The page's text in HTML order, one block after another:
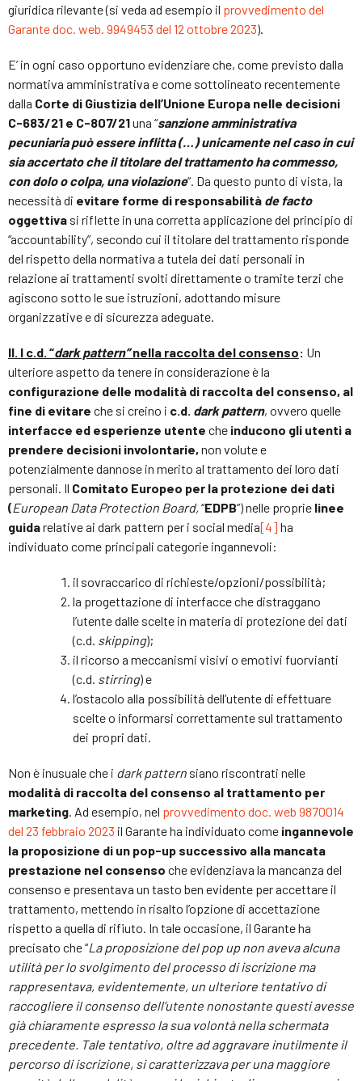
giuridica rilevante (si veda ad esempio il provvedimento del
Garante doc. web. 9949453 del 12 ottobre 2023).
E’ in ogni caso opportuno evidenziare che, come previsto dalla
normativa amministrativa e come sottolineato recentemente
dalla Corte di Giustizia dell’Unione Europa nelle decisioni
C-683/21 e C-807/21una “sanzione amministrativa
pecuniaria può essere inflitta (…) unicamente nel caso in cui
sia accertato che il titolare del trattamento ha commesso,
con dolo o colpa, una violazione“. Da questo punto di vista, la
necessità di evitare forme di responsabilità de facto
oggettiva si riflette in una corretta applicazione del principio di
“accountability”, secondo cui il titolare del trattamento risponde
del rispetto della normativa a tutela dei dati personali in
relazione ai trattamenti svolti direttamente o tramite terzi che
agiscono sotto le sue istruzioni, adottando misure
organizzative e di sicurezza adeguate.
II. I c.d. “dark pattern”nella raccolta del consenso: Un
ulteriore aspetto da tenere in considerazione è la
configurazione delle modalità di raccolta del consenso, al
fine di evitare che si creino i c.d. dark pattern, ovvero quelle
interfacce ed esperienze utente che inducono gli utenti a
prendere decisioni involontarie, non volute e
potenzialmente dannose in merito al trattamento dei loro dati
personali. Il Comitato Europeo per la protezione dei dati
(European Data Protection Board,“EDPB”) nelle proprie linee
guidarelative ai dark pattern per i social media[4] ha
individuato come principali categorie ingannevoli:
il sovraccarico di richieste/opzioni/possibilità;
la progettazione di interfacce che distraggano
l’utente dalle scelte in materia di protezione dei dati
(c.d. skipping);
il ricorso a meccanismi visivi o emotivi fuorvianti
(c.d. stirring) e
l’ostacolo alla possibilità dell’utente di effettuare
scelte o informarsi correttamente sul trattamento
dei propri dati.
Non è inusuale che i dark pattern siano riscontrati nelle
modalità di raccolta del consenso al trattamento per
marketing . Ad esempio, nel provvedimento doc. web 9870014
del 23 febbraio 2023 il Garante ha individuato come ingannevole
la proposizione di un pop-up successivo alla mancata
prestazione nel consenso che evidenziava la mancanza del
consenso e presentava un tasto ben evidente per accettare il
trattamento, mettendo in risalto l’opzione di accettazione
rispetto a quella di rifiuto. In tale occasione, il Garante ha
precisato che “La proposizione del pop up non aveva alcuna
utilità per lo svolgimento del processo di iscrizione ma
rappresentava, evidentemente, un ulteriore tentativo di
raccogliere il consenso dell’utente nonostante questi avesse
già chiaramente espresso la sua volontà nella schermata
precedente. Tale tentativo, oltre ad aggravare inutilmente il
percorso di iscrizione, si caratterizzava per una maggiore